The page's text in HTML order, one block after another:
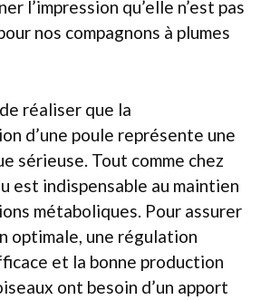
l’impression qu’elle n’est pas
nos compagnons à plumes
réaliser que la
d’une poule représente une
sérieuse. Tout comme chez
est indispensable au maintien
métaboliques. Pour assurer
optimale, une régulation
et la bonne production
ont besoin d’un apport